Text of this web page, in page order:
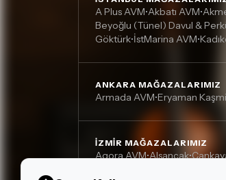
A Plus AVM•Akbatı AVM•
Beyoğlu (Tünel) Davul &
Göktürk•İstMarina AVM•
ANKARA MAĞAZALARIMIZ
Armada AVM•Eryaman
İZMIR MAĞAZALARIMIZ
Agora AVM•Alsancak•